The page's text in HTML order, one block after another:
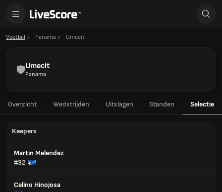
Voetbal Panama Umecit
Umecit
Panama
Overzicht Wedstrijden Uitslagen Standen Selectie
Keepers
Martin Melendez
#32
Celino Hinojosa